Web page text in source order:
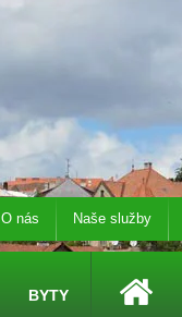
O nás Naše služby
BYTY